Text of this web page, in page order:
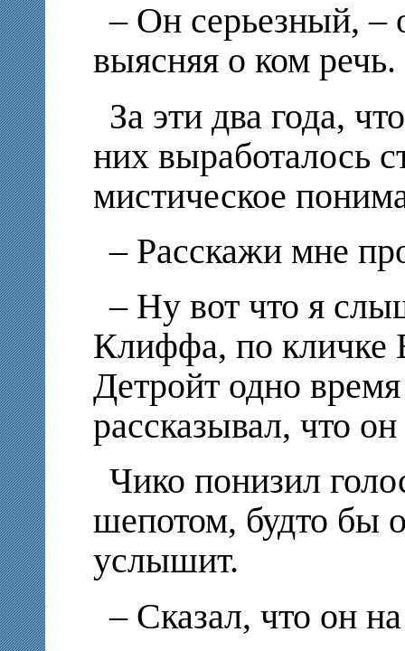
– Он серьезный, –
выясняя о ком речь.
За эти два года,
них выработалось
мистическое
– Расскажи мне
– Ну вот что я
Клиффа, по кличке
Детройт одно
рассказывал, что
Чико понизил
шепотом, будто бы
услышит.
– Сказал, что он